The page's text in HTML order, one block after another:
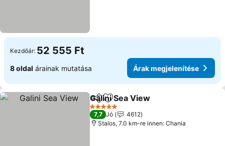
Kezdőár: 52 555 Ft
8 oldal árainak mutatása Árak megjelenítése
Megosztás
Hozzáadás a kedvencekhez
Galini Sea View
5 Kategória
7,7 Jó
4612
Stalos, 7.0 km-re innen: Chania